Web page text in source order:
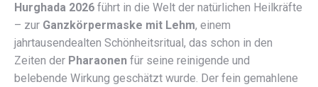
Hurghada 2026 führt in die Welt der natürlichen Heilkräfte
– zur Ganzkörpermaske mit Lehm, einem
jahrtausendealten Schönheitsritual, das schon in den
Zeiten der Pharaonen für seine reinigende und
belebende Wirkung geschätzt wurde. Der fein gemahlene